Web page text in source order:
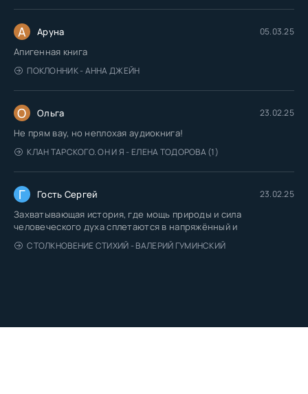
А Аруна 05.03.25
Апигенная книга
ПОКЛОННИК - АННА ДЖЕЙН
О Ольга 23.02.25
Не прям вау, но неплохая аудиокнига!
КЛАН ТАРСКОГО. ОН И Я - ЕЛЕНА ТОДОРОВА (1)
Г Гость Сергей 23.02.25
Захватывающая история, где мощь природы и сила
человеческого духа сплетаются в напряжённый и
СТОЛКНОВЕНИЕ СТИХИЙ - ВАЛЕРИЙ ГУМИНСКИЙ